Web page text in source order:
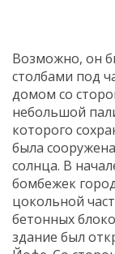
Возможно, он
столбами под
домом со
небольшой
которого
была
солнца. В
бомбежек
цокольной
бетонных
здание был